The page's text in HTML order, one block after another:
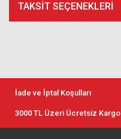
TAKSIT SEÇENEKLERI
İade ve İptal Koşulları
3000 TL Üzeri Ücretsiz Kargo